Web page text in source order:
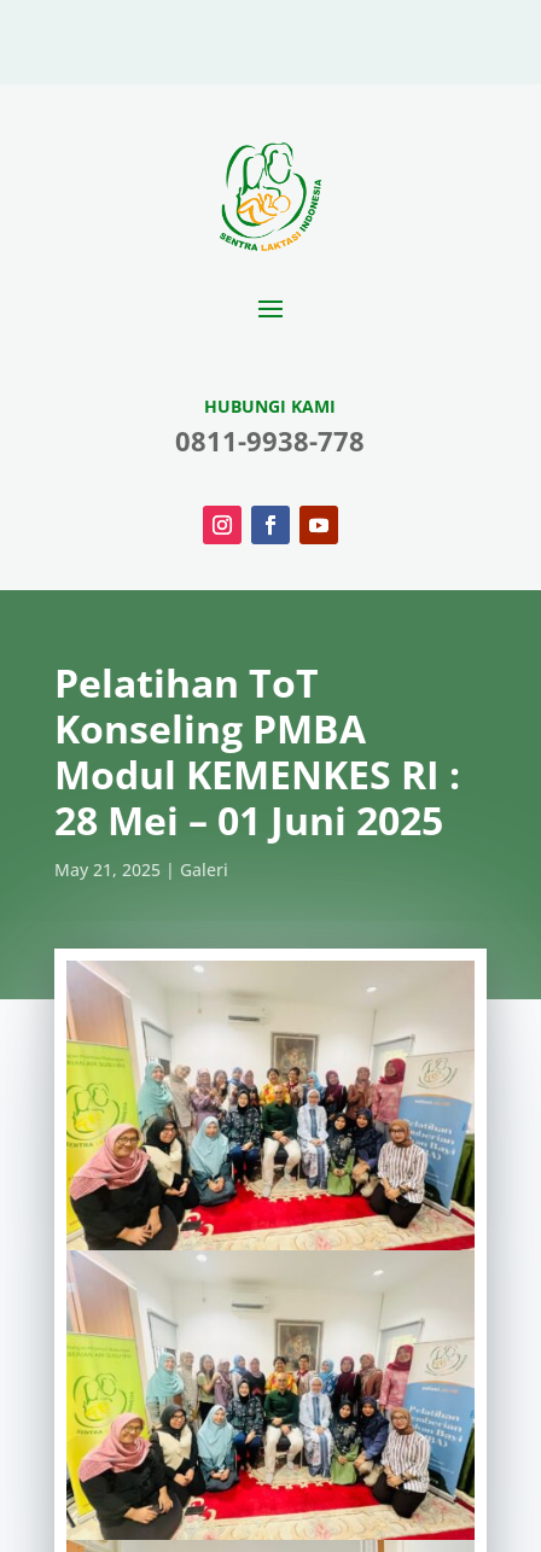
HUBUNGI KAMI
0811-9938-778
Pelatihan ToT
Konseling PMBA
Modul KEMENKES RI :
28 Mei – 01 Juni 2025
May 21, 2025 Galeri